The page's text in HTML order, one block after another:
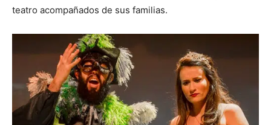
teatro acompañados de sus familias.